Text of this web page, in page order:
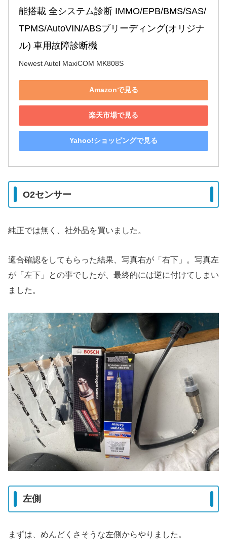
能搭載 全システム診断 IMMO/EPB/BMS/SAS/
TPMS/AutoVIN/ABSブリーディング(オリジナ
ル) 車用故障診断機
Newest Autel MaxiCOM MK808S
Amazonで見る
楽天市場で見る
Yahoo!ショッピングで見る
O2センサー
純正では無く、社外品を買いました。
適合確認をしてもらった結果、写真右が「右下」。写真左
が「左下」との事でしたが、最終的には逆に付けてしまい
ました。
左側
まずは、めんどくさそうな左側からやりました。